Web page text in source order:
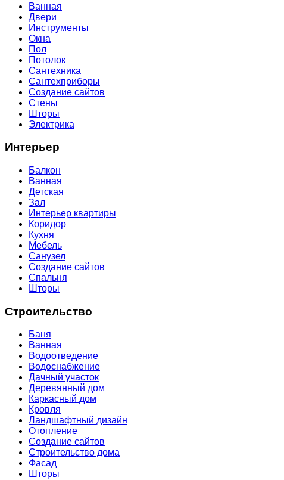
Ванная
Двери
Инструменты
Окна
Пол
Потолок
Сантехника
Сантехприборы
Создание сайтов
Стены
Шторы
Электрика
Интерьер
Балкон
Ванная
Детская
Зал
Интерьер квартиры
Коридор
Кухня
Мебель
Санузел
Создание сайтов
Спальня
Шторы
Строительство
Баня
Ванная
Водоотведение
Водоснабжение
Дачный участок
Деревянный дом
Каркасный дом
Кровля
Ландшафтный дизайн
Отопление
Создание сайтов
Строительство дома
Фасад
Шторы